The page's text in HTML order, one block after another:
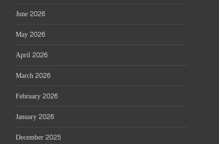
June 2026
May 2026
April 2026
March 2026
February 2026
January 2026
December 2025